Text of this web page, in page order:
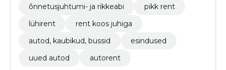
õnnetusjuhtumi- ja rikkeabi
pikk rent
lühirent
rent koos juhiga
autod, kaubikud, bussid
esindused
uued autod
autorent